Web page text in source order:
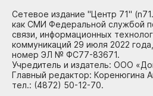
Сетевое издание "Центр 71"
как СМИ Федеральной службой
связи, информационных
коммуникаций 29 июля 2022
номер ЭЛ № ФС77-83671.
Учредитель и издатель: ООО
Главный редактор: Коренюгина
тел.: (4872) 50-12-70.